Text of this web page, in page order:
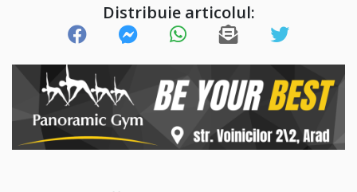
Distribuie articolul: